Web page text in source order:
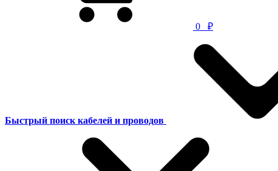
0 ₽
Быстрый поиск кабелей и проводов